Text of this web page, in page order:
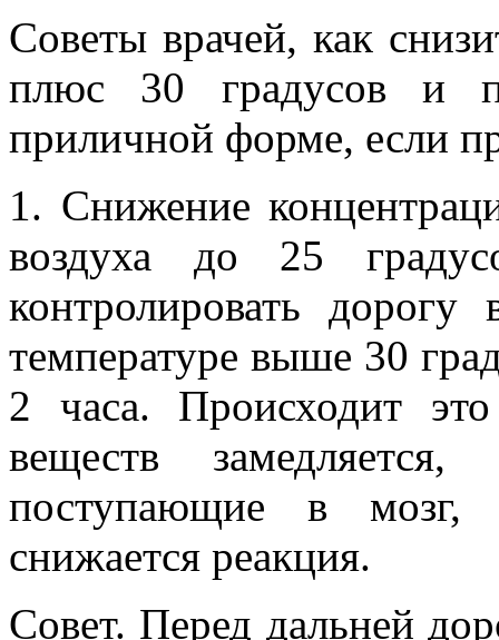
Советы врачей, как
плюс 30 градусов и
приличной форме, если
1. Снижение
воздуха до 25
контролировать
температуре выше 30
2 часа. Происходит
веществ
поступающие в мозг,
снижается реакция.
Совет. Перед дальней